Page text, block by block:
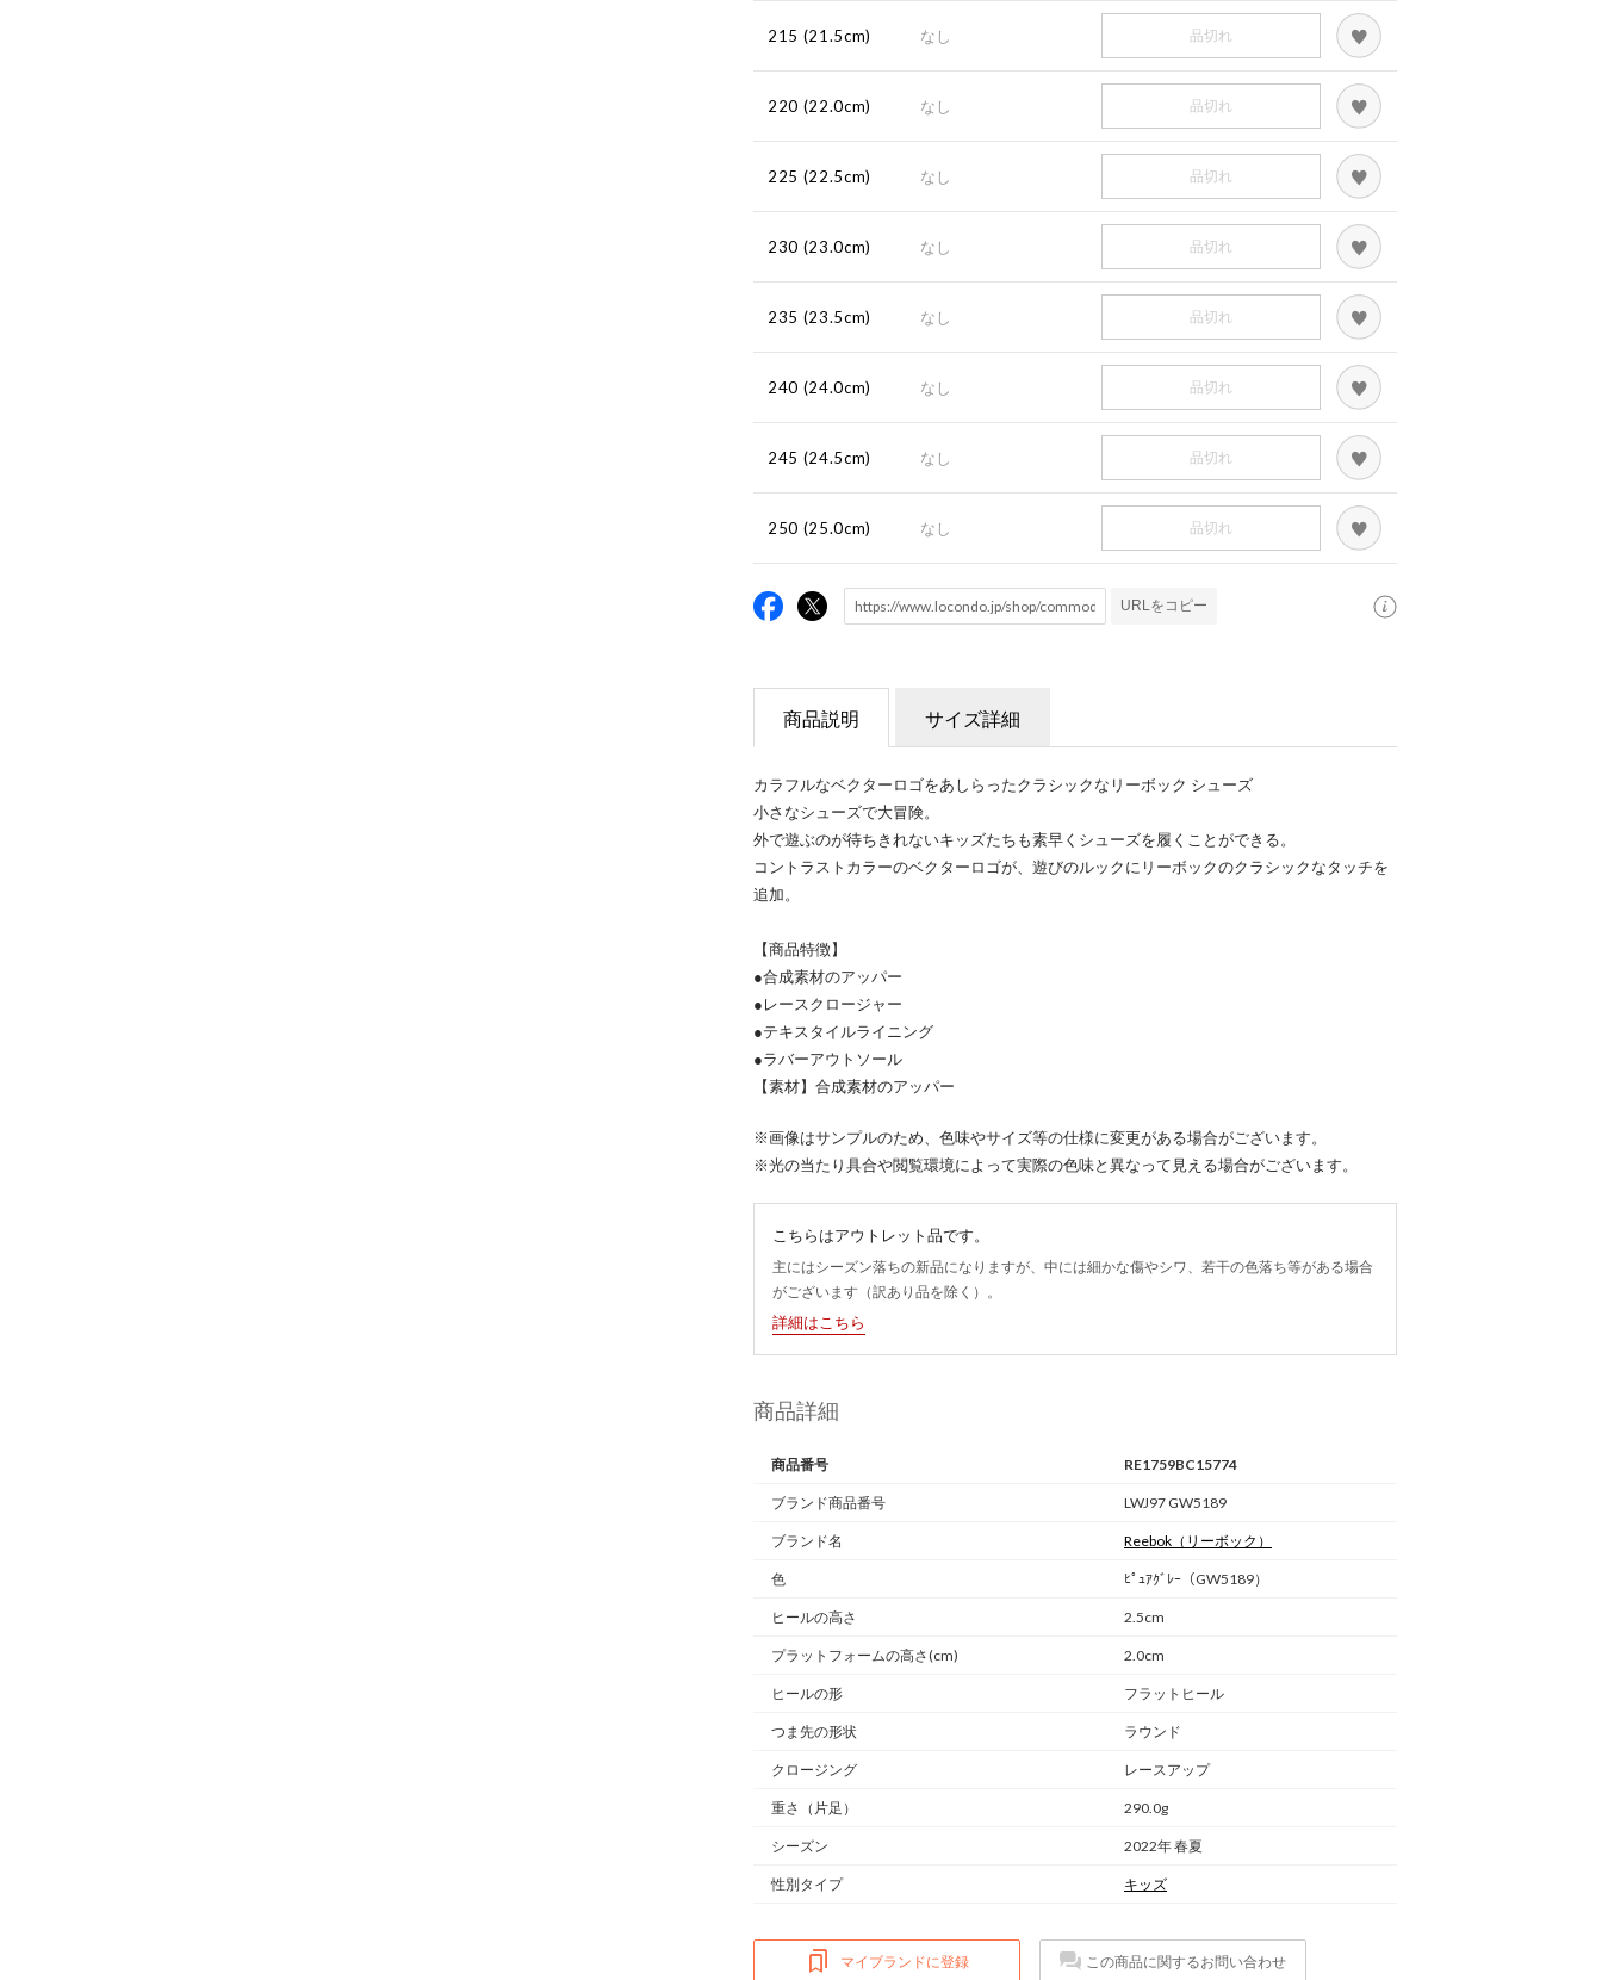
215 (21.5cm) なし 品切れ
220 (22.0cm) なし 品切れ
225 (22.5cm) なし 品切れ
230 (23.0cm) なし 品切れ
235 (23.5cm) なし 品切れ
240 (24.0cm) なし 品切れ
245 (24.5cm) なし 品切れ
250 (25.0cm) なし 品切れ
URLをコピー
商品説明 サイズ詳細
カラフルなベクターロゴをあしらったクラシックなリーボック シューズ
小さなシューズで大冒険。
外で遊ぶのが待ちきれないキッズたちも素早くシューズを履くことができる。
コントラストカラーのベクターロゴが、遊びのルックにリーボックのクラシックなタッチを
追加。
【商品特徴】
●合成素材のアッパー
●レースクロージャー
●テキスタイルライニング
●ラバーアウトソール
【素材】合成素材のアッパー
※画像はサンプルのため、色味やサイズ等の仕様に変更がある場合がございます。
※光の当たり具合や閲覧環境によって実際の色味と異なって見える場合がございます。
こちらはアウトレット品です。
主にはシーズン落ちの新品になりますが、中には細かな傷やシワ、若干の色落ち等がある場合
がございます（訳あり品を除く）。
詳細はこちら
商品詳細
商品番号 RE1759BC15774
ブランド商品番号 LWJ97 GW5189
ブランド名 Reebok （リーボック）
色 ﾋﾟｭｱｸﾞﾚｰ（GW5189）
ヒールの高さ 2.5cm
プラットフォームの高さ(cm) 2.0cm
ヒールの形 フラットヒール
つま先の形状 ラウンド
クロージング レースアップ
重さ （片足） 290.0g
シーズン 2022年 春夏
性別タイプ キッズ
マイブランドに登録 この商品に関するお問い合わせ